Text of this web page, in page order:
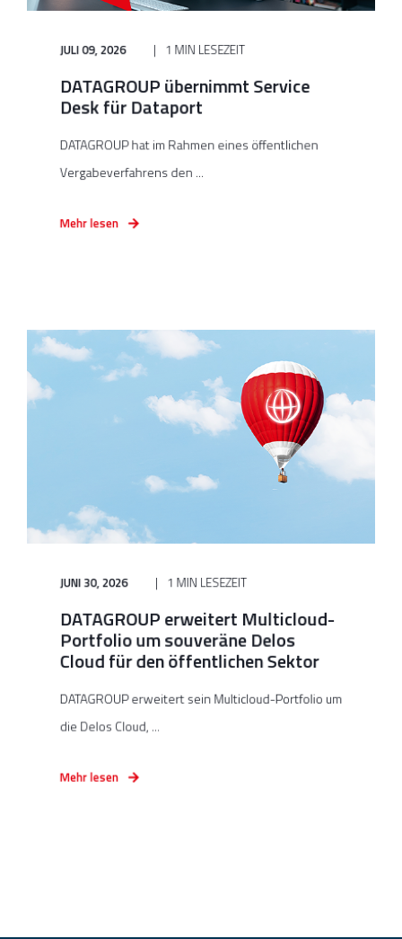
JULI 09, 2026 1 MIN LESEZEIT
DATAGROUP übernimmt Service
Desk für Dataport
DATAGROUP hat im Rahmen eines öffentlichen
Vergabeverfahrens den ...
Mehr lesen
JUNI 30, 2026 1 MIN LESEZEIT
DATAGROUP erweitert Multicloud-
Portfolio um souveräne Delos
Cloud für den öffentlichen Sektor
DATAGROUP erweitert sein Multicloud-Portfolio um
die Delos Cloud, ...
Mehr lesen